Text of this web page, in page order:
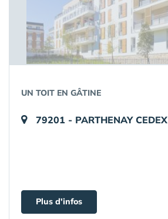
UN TOIT EN GÂTINE
79201 - PARTHENAY CEDEX
Plus d'infos